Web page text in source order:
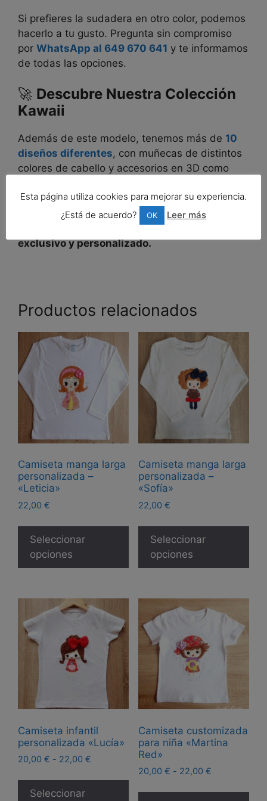
Si prefieres la sudadera en otro color, podemos
hacerlo a tu gusto. Pregunta sin compromiso
por WhatsApp al 649 670 641 y te informamos
de todas las opciones.
🚀 Descubre Nuestra Colección
Kawaii
Además de este modelo, tenemos más de 10
diseños diferentes, con muñecas de distintos
colores de cabello y accesorios en 3D como
¡No te quedes sin la tuya! Haz tu pedido ahora
y presume de sudadera kawaii con un diseño
exclusivo y personalizado.
Productos relacionados
Camiseta manga larga
personalizada –
«Leticia»
22,00 €
Seleccionar
opciones
producto
tiene
múltiples
Las
opciones
pueden
la
página
producto
Camiseta manga larga
personalizada –
«Sofía»
22,00 €
Seleccionar
opciones
Las
Camiseta infantil
personalizada «Lucía»
20,00 € - 22,00 €
precios:
Seleccionar
Este
producto
Camiseta customizada
para niña «Martina
Red»
20,00 € - 22,00 €Rango
precios:
Esta página utiliza cookies para mejorar su experiencia.
¿Está de acuerdo?
OK Leer más